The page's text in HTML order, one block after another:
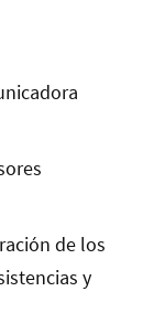
de los
y